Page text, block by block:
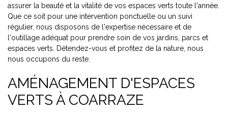
assurer la beauté et la vitalité de vos espaces verts toute l'année.
Que ce soit pour une intervention ponctuelle ou un suivi
régulier, nous disposons de l'expertise nécessaire et de
l'outillage adéquat pour prendre soin de vos jardins, parcs et
espaces verts. Détendez-vous et profitez de la nature, nous
nous occupons du reste.
AMÉNAGEMENT D'ESPACES
VERTS À COARRAZE